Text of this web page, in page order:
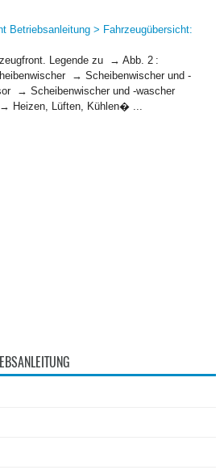
Betriebsanleitung > Fahrzeugübersicht:
Legende zu → Abb. 2 :
→ Scheibenwischer und -
→ Scheibenwischer und -wascher
Heizen, Lüften, Kühlen� ...